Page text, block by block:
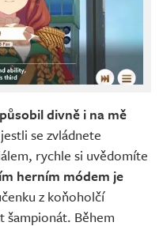
divně i na mě
se zvládnete
rychle si uvědomíte
herním módem je
z koňoholčí
šampionát. Během